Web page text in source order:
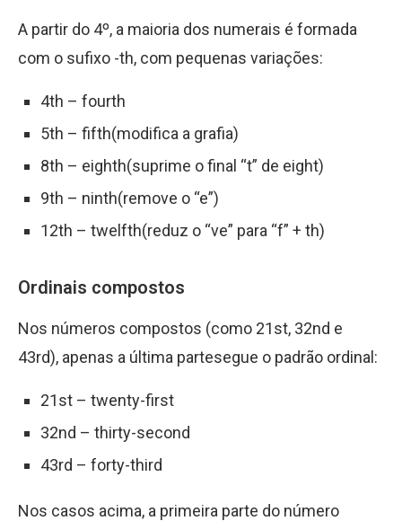
A partir do 4º, a maioria dos numerais é formada
com o sufixo -th, com pequenas variações:
4th – fourth
5th – fifth(modifica a grafia)
8th – eighth(suprime o final “t” de eight)
9th – ninth(remove o “e”)
12th – twelfth(reduz o “ve” para “f” + th)
Ordinais compostos
Nos números compostos (como 21st, 32nd e
43rd), apenas a última partesegue o padrão ordinal:
21st – twenty-first
32nd – thirty-second
43rd – forty-third
Nos casos acima, a primeira parte do número